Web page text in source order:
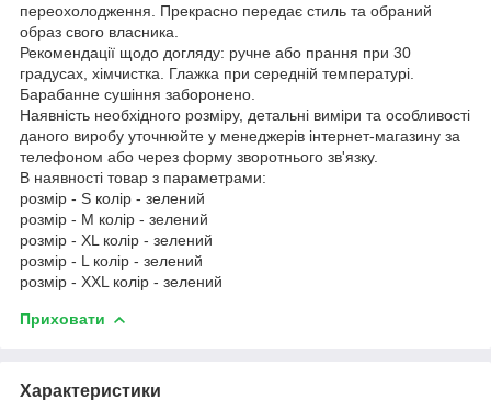
переохолодження. Прекрасно передає стиль та обраний
образ свого власника.
Рекомендації щодо догляду: ручне або прання при 30
градусах, хімчистка. Глажка при середній температурі.
Барабанне сушіння заборонено.
Наявність необхідного розміру, детальні виміри та особливості
даного виробу уточнюйте у менеджерів інтернет-магазину за
телефоном або через форму зворотнього зв'язку.
В наявності товар з параметрами:
розмір - S колір - зелений
розмір - M колір - зелений
розмір - XL колір - зелений
розмір - L колір - зелений
розмір - XXL колір - зелений
Приховати
Характеристики